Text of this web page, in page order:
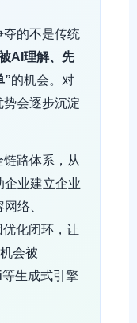
夺的不是传统
AI理解、先
”的机会。对
会逐步沉淀
链路体系，从
企业建立企业
络、
化闭环，让
会被
生成式引擎